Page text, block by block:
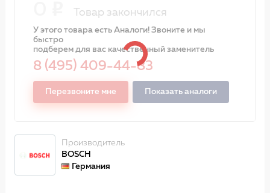
Товар закончился
У этого товара есть Аналоги! Звоните и мы
быстро
подберем для вас качественный заменитель
8 (495) 409-44-83
Перезвоните мне Показать аналоги
Производитель
BOSCH
Германия